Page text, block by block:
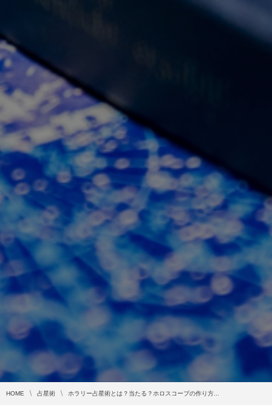
HOME 占星術 ホラリー占星術とは？当たる？ホロスコープの作り方...